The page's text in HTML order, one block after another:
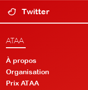
Twitter
ATAA
À propos
Organisation
Prix ATAA